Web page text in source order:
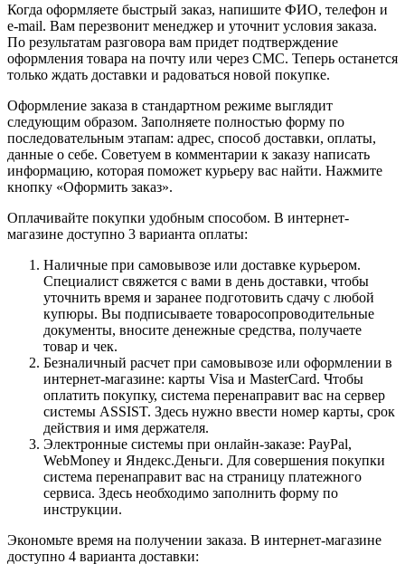
Когда оформляете быстрый заказ, напишите ФИО, телефон и
e-mail. Вам перезвонит менеджер и уточнит условия заказа.
По результатам разговора вам придет подтверждение
оформления товара на почту или через СМС. Теперь останется
только ждать доставки и радоваться новой покупке.
Оформление заказа в стандартном режиме выглядит
следующим образом. Заполняете полностью форму по
последовательным этапам: адрес, способ доставки, оплаты,
данные о себе. Советуем в комментарии к заказу написать
информацию, которая поможет курьеру вас найти. Нажмите
кнопку «Оформить заказ».
Оплачивайте покупки удобным способом. В интернет-
магазине доступно 3 варианта оплаты:
Наличные при самовывозе или доставке курьером.
Специалист свяжется с вами в день доставки, чтобы
уточнить время и заранее подготовить сдачу с любой
купюры. Вы подписываете товаросопроводительные
документы, вносите денежные средства, получаете
товар и чек.
Безналичный расчет при самовывозе или оформлении в
интернет-магазине: карты Visa и MasterCard. Чтобы
оплатить покупку, система перенаправит вас на сервер
системы ASSIST. Здесь нужно ввести номер карты, срок
действия и имя держателя.
Электронные системы при онлайн-заказе: PayPal,
WebMoney и Яндекс.Деньги. Для совершения покупки
система перенаправит вас на страницу платежного
сервиса. Здесь необходимо заполнить форму по
инструкции.
Экономьте время на получении заказа. В интернет-магазине
доступно 4 варианта доставки: